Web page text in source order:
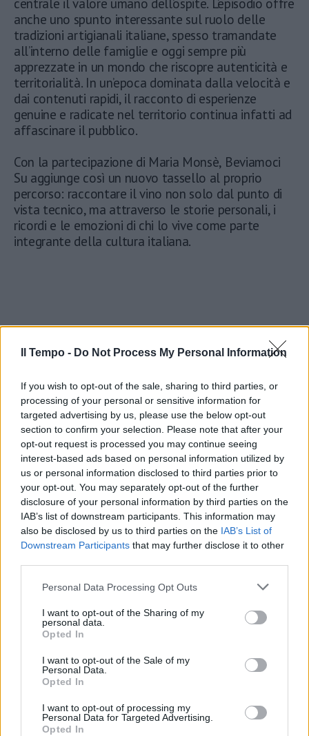
Il Tempo - Do Not Process My Personal Information
If you wish to opt-out of the sale, sharing to third parties, or
processing of your personal or sensitive information for
targeted advertising by us, please use the below opt-out
section to confirm your selection. Please note that after your
opt-out request is processed you may continue seeing
interest-based ads based on personal information utilized by
us or personal information disclosed to third parties prior to
your opt-out. You may separately opt-out of the further
disclosure of your personal information by third parties on the
IAB’s list of downstream participants. This information may
also be disclosed by us to third parties on the IAB’s List of
Downstream Participants that may further disclose it to other
Personal Data Processing Opt Outs
I want to opt-out of the Sharing of my
personal data.
Opted In
I want to opt-out of the Sale of my
Personal Data.
Opted In
I want to opt-out of processing my
Personal Data for Targeted Advertising.
Opted In
centrale il valore umano dell’ospite. L’episodio offre
anche uno spunto interessante sul ruolo delle
tradizioni artigianali italiane, spesso tramandate
all’interno delle famiglie e oggi sempre più
apprezzate in un mondo che riscopre autenticità e
territorialità. In un’epoca dominata dalla velocità e
dai contenuti rapidi, il racconto di esperienze
genuine e radicate nel territorio continua infatti ad
affascinare il pubblico.
Con la partecipazione di Maria Monsè, Beviamoci
Su aggiunge così un nuovo tassello al proprio
percorso: raccontare il vino non solo dal punto di
vista tecnico, ma attraverso le storie personali, i
ricordi e le emozioni di chi lo vive come parte
integrante della cultura italiana.